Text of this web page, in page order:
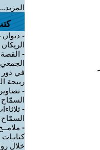
-
الريكان
-
الجمعي
في
ربيحة
-
السمّاح
-
السمّاح
-
خلال